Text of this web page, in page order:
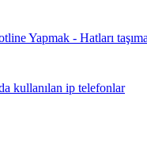
Yapmak - Hatları
kullanılan ip telefonlar